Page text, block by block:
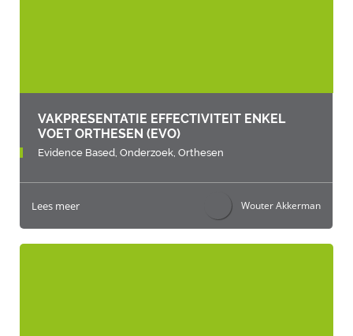
VAKPRESENTATIE EFFECTIVITEIT ENKEL
VOET ORTHESEN (EVO)
Evidence Based,Onderzoek,Orthesen
Lees meer Wouter Akkerman